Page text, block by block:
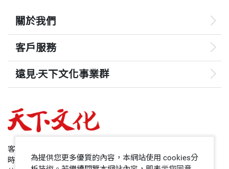
關於我們
客戶服務
遠見‧天下文化事業群
哈佛商業評論
客服專線：+886 2 2662-0012
時間：週一~週五9:00~12:30;13:30~17:00
為提供您更多優質的內容，本網站使用 cookies分